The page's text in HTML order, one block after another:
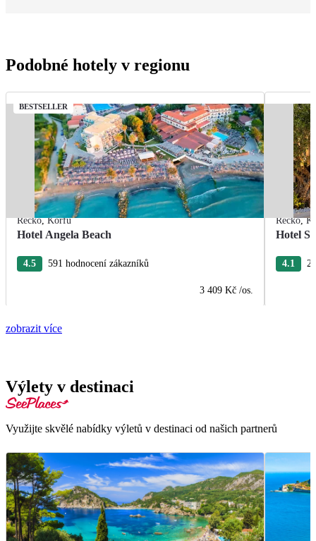
Podobné hotely v regionu
BESTSELLER
Řecko,Korfu
Hotel Angela Beach
4.5 591 hodnocení zákazníků
3 409 Kč /os.
Řecko,
Hotel
4.1
zobrazit více
Výlety v destinaci
Využijte skvělé nabídky výletů v destinaci od našich partnerů